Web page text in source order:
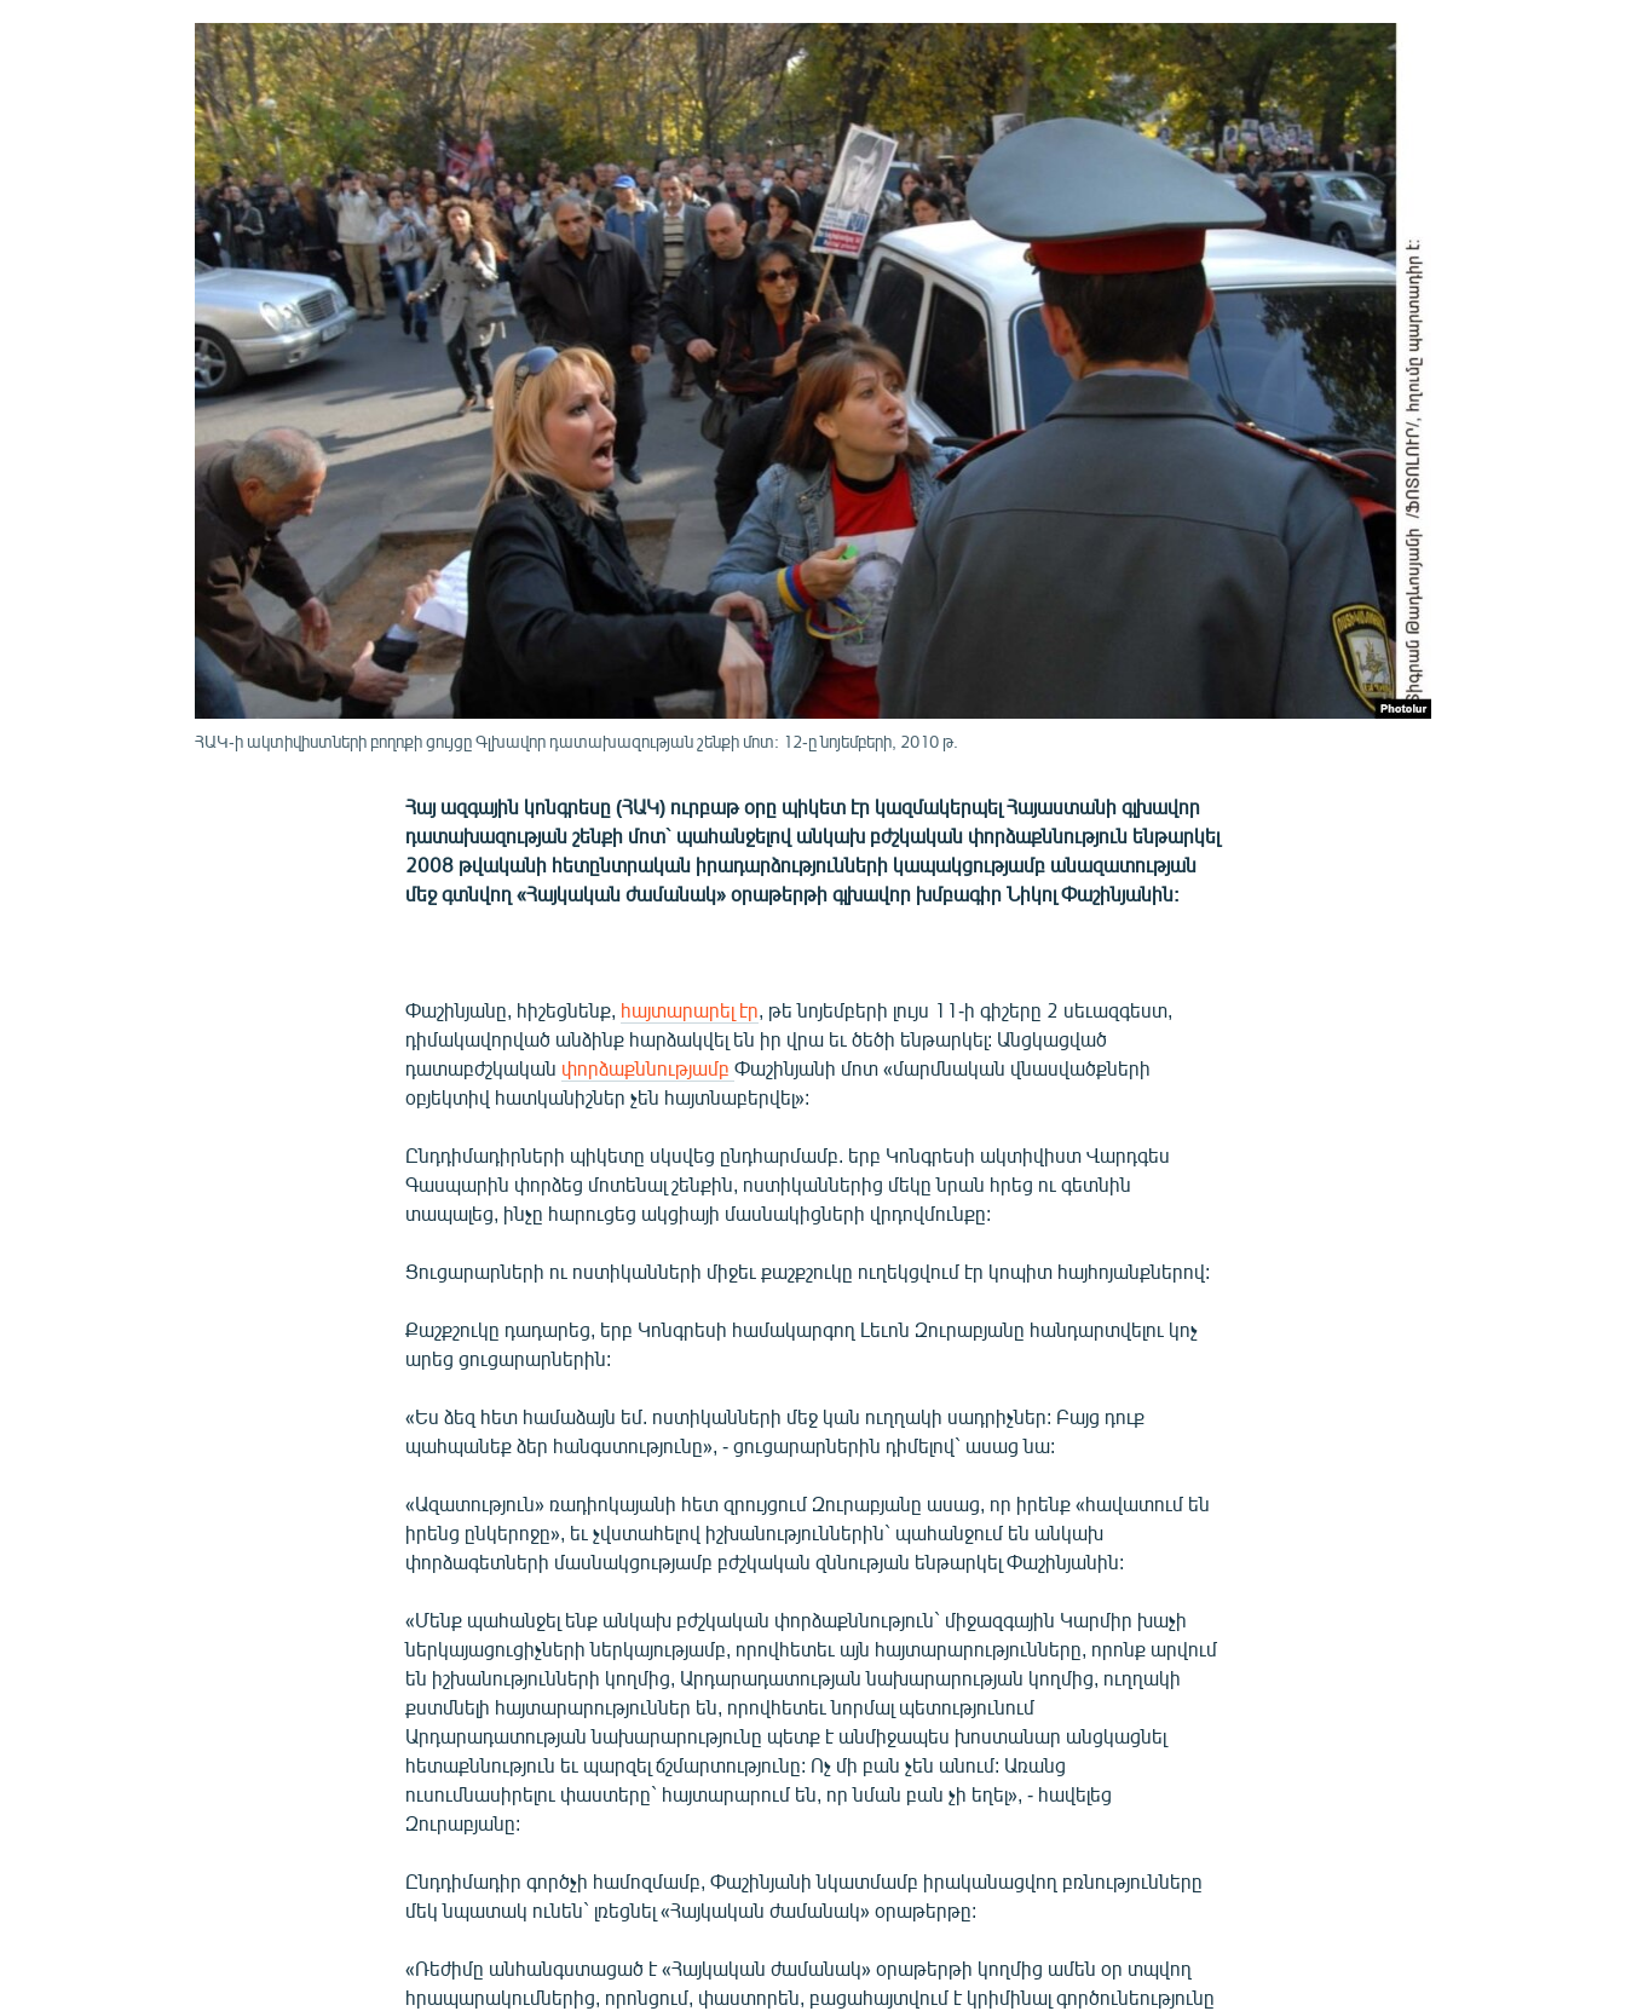
ՄԵԿՆԱԲԱՆՈՒԹՅՈՒՆ
ՁԳՏԵԼՈՎ ԼԱՎԱԳՈՒՅՆԻՆ
ՀԱԿ-ի ակտիվիստների բողոքի ցույցը Գլխավոր դատախազության շենքի մոտ: 12-ը նոյեմբերի, 2010 թ.
Հայ ազգային կոնգրեսը (ՀԱԿ) ուրբաթ օրը պիկետ էր կազմակերպել Հայաստանի գլխավոր
դատախազության շենքի մոտ` պահանջելով անկախ բժշկական փորձաքննություն ենթարկել
2008 թվականի հետընտրական իրադարձությունների կապակցությամբ անազատության
մեջ գտնվող «Հայկական ժամանակ» օրաթերթի գլխավոր խմբագիր Նիկոլ Փաշինյանին:
Փաշինյանը, հիշեցնենք, հայտարարել էր, թե նոյեմբերի լույս 11-ի գիշերը 2 սեւազգեստ,
դիմակավորված անձինք հարձակվել են իր վրա եւ ծեծի ենթարկել: Անցկացված
դատաբժշկական փորձաքննությամբՓաշինյանի մոտ «մարմնական վնասվածքների
օբյեկտիվ հատկանիշներ չեն հայտնաբերվել»:
Ընդդիմադիրների պիկետը սկսվեց ընդհարմամբ. երբ Կոնգրեսի ակտիվիստ Վարդգես
Գասպարին փորձեց մոտենալ շենքին, ոստիկաններից մեկը նրան հրեց ու գետնին
տապալեց, ինչը հարուցեց ակցիայի մասնակիցների վրդովմունքը:
Ցուցարարների ու ոստիկանների միջեւ քաշքշուկը ուղեկցվում էր կոպիտ հայհոյանքներով:
Քաշքշուկը դադարեց, երբ Կոնգրեսի համակարգող Լեւոն Զուրաբյանը հանդարտվելու կոչ
արեց ցուցարարներին:
«Ես ձեզ հետ համաձայն եմ. ոստիկանների մեջ կան ուղղակի սադրիչներ: Բայց դուք
պահպանեք ձեր հանգստությունը», - ցուցարարներին դիմելով` ասաց նա:
«Ազատություն» ռադիոկայանի հետ զրույցում Զուրաբյանը ասաց, որ իրենք «հավատում են
իրենց ընկերոջը», եւ չվստահելով իշխանություններին` պահանջում են անկախ
փորձագետների մասնակցությամբ բժշկական զննության ենթարկել Փաշինյանին:
«Մենք պահանջել ենք անկախ բժշկական փորձաքննություն` միջազգային Կարմիր խաչի
ներկայացուցիչների ներկայությամբ, որովհետեւ այն հայտարարությունները, որոնք արվում
են իշխանությունների կողմից, Արդարադատության նախարարության կողմից, ուղղակի
քստմնելի հայտարարություններ են, որովհետեւ նորմալ պետությունում
Արդարադատության նախարարությունը պետք է անմիջապես խոստանար անցկացնել
հետաքննություն եւ պարզել ճշմարտությունը: Ոչ մի բան չեն անում: Առանց
ուսումնասիրելու փաստերը` հայտարարում են, որ նման բան չի եղել», - հավելեց
Զուրաբյանը:
Ընդդիմադիր գործչի համոզմամբ, Փաշինյանի նկատմամբ իրականացվող բռնությունները
մեկ նպատակ ունեն` լռեցնել «Հայկական ժամանակ» օրաթերթը:
«Ռեժիմը անհանգստացած է «Հայկական ժամանակ» օրաթերթի կողմից ամեն օր տպվող
հրապարակումներից, որոնցում, փաստորեն, բացահայտվում է կրիմինալ գործունեությունը